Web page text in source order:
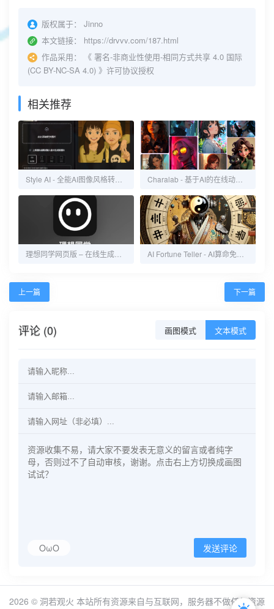
版权属于：
Jinno
本文链接：
https://drvvv.com/187.html
作品采用：
《 署名-非商业性使用-相同方式共享 4.0 国际
(CC BY-NC-SA 4.0) 》许可协议授权
相关推荐
上一篇 下一篇
评论 (0) 画图模式 文本模式
OωO 发送评论
2026 © 洞若观火 本站所有资源来自与互联网，服务器不做任何资源